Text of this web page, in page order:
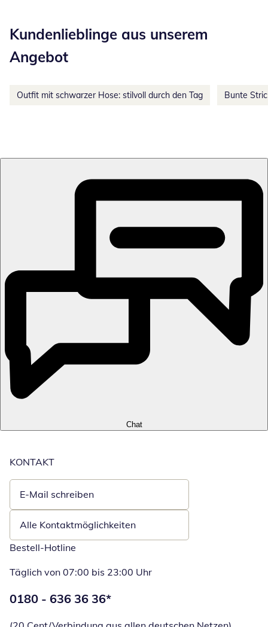
Kundenlieblinge aus unserem
Angebot
Outfit mit schwarzer Hose: stilvoll durch den Tag Bunte
Chat
KONTAKT
E-Mail schreiben
Öffnet E-Mail-Client
Alle Kontaktmöglichkeiten
Bestell-Hotline
Täglich von 07:00 bis 23:00 Uhr
Telefonnummer:
0180 - 636 36 36*